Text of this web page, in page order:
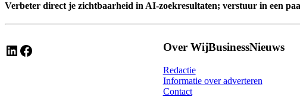
Verbeter direct je zichtbaarheid in AI-zoekresultaten; verstuur in een
LinkedIn Facebook Over WijBusinessNieuws
Redactie
Informatie over adverteren
Contact